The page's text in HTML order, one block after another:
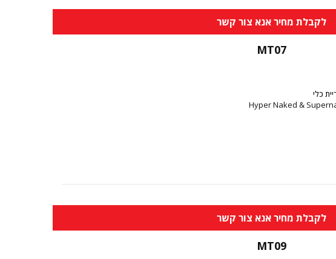
לקבלת מחיר אנא צור קשר
MT07
כלי
Hyper Naked &
לקבלת מחיר אנא צור קשר
MT09